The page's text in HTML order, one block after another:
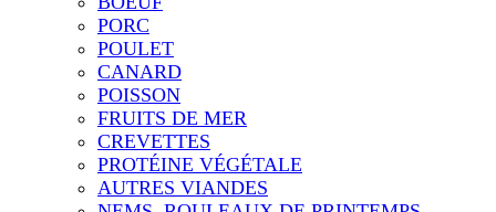
PORC
POULET
CANARD
POISSON
FRUITS DE MER
CREVETTES
PROTÉINE VÉGÉTALE
AUTRES VIANDES